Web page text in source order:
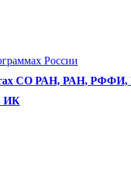
России
СО РАН, РАН,
ИК